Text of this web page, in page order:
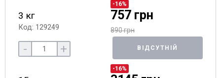
3 кг
Код: 129249
-16%
757 грн
890 грн
- + ВІДСУТНІЙ
-16%